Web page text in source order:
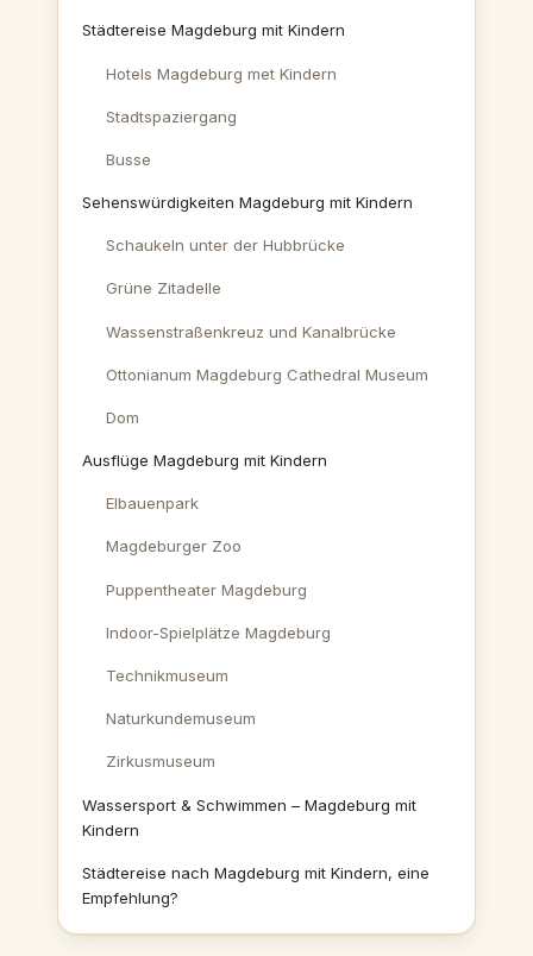
Städtereise Magdeburg mit Kindern
Hotels Magdeburg met Kindern
Stadtspaziergang
Busse
Sehenswürdigkeiten Magdeburg mit Kindern
Schaukeln unter der Hubbrücke
Grüne Zitadelle
Wassenstraßenkreuz und Kanalbrücke
Ottonianum Magdeburg Cathedral Museum
Dom
Ausflüge Magdeburg mit Kindern
Elbauenpark
Magdeburger Zoo
Puppentheater Magdeburg
Indoor-Spielplätze Magdeburg
Technikmuseum
Naturkundemuseum
Zirkusmuseum
Wassersport & Schwimmen – Magdeburg mit
Kindern
Städtereise nach Magdeburg mit Kindern, eine
Empfehlung?